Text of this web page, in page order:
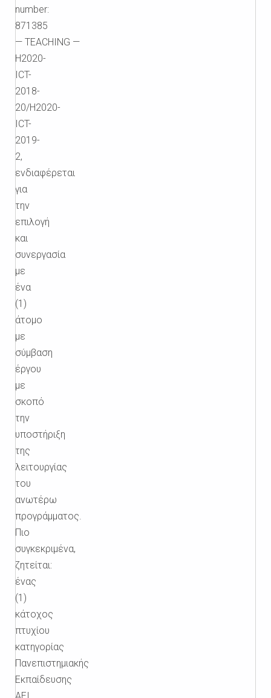
number:
871385
— TEACHING —
H2020-
ICT-
2018-
20/H2020-
ICT-
2019-
2,
ενδιαφέρεται
για
την
επιλογή
και
συνεργασία
με
ένα
(1)
άτομο
με
σύμβαση
έργου
με
σκοπό
την
υποστήριξη
της
λειτουργίας
του
ανωτέρω
προγράμματος.
Πιο
συγκεκριμένα,
ζητείται:
ένας
(1)
κάτοχος
πτυχίου
κατηγορίας
Πανεπιστημιακής
Εκπαίδευσης